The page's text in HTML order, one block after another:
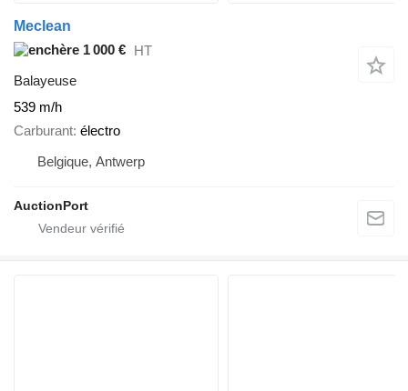
Meclean
1 000 € HT
Balayeuse
539 m/h
Carburant électro
Belgique, Antwerp
AuctionPort